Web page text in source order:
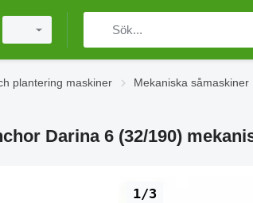
plantering maskiner Mekaniska såmaskiner
Darina 6 (32/190)
1/3